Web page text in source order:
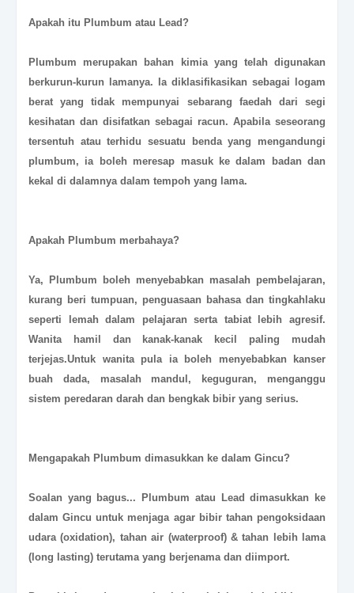
Apakah itu Plumbum atau Lead?
Plumbum merupakan bahan kimia yang telah digunakan
berkurun-kurun lamanya. Ia diklasifikasikan sebagai logam
berat yang tidak mempunyai sebarang faedah dari segi
kesihatan dan disifatkan sebagai racun. Apabila seseorang
tersentuh atau terhidu sesuatu benda yang mengandungi
plumbum, ia boleh meresap masuk ke dalam badan dan
kekal di dalamnya dalam tempoh yang lama.
Apakah Plumbum merbahaya?
Ya, Plumbum boleh menyebabkan masalah pembelajaran,
kurang beri tumpuan, penguasaan bahasa dan tingkahlaku
seperti lemah dalam pelajaran serta tabiat lebih agresif.
Wanita hamil dan kanak-kanak kecil paling mudah
terjejas.Untuk wanita pula ia boleh menyebabkan kanser
buah dada, masalah mandul, keguguran, menganggu
sistem peredaran darah dan bengkak bibir yang serius.
Mengapakah Plumbum dimasukkan ke dalam Gincu?
Soalan yang bagus... Plumbum atau Lead dimasukkan ke
dalam Gincu untuk menjaga agar bibir tahan pengoksidaan
udara (oxidation), tahan air (waterproof) & tahan lebih lama
(long lasting) terutama yang berjenama dan diimport.